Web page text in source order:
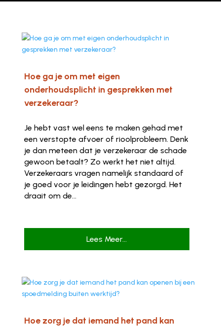
Hoe ga je om met eigen
onderhoudsplicht in gesprekken met
verzekeraar?
Je hebt vast wel eens te maken gehad met
een verstopte afvoer of rioolprobleem. Denk
je dan meteen dat je verzekeraar de schade
gewoon betaalt? Zo werkt het niet altijd.
Verzekeraars vragen namelijk standaard of
je goed voor je leidingen hebt gezorgd. Het
draait om de...
Lees Meer...
Hoe zorg je dat iemand het pand kan